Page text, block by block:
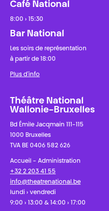
Café National
8:00 › 15:30
Bar National
Les soirs de représentation
à partir de 18:00
Plus d'info
Théâtre National
Wallonie-Bruxelles
Bd Émile Jacqmain 111-115
1000 Bruxelles
TVA BE 0406 582 626
Accueil - Administration
+32 2 203 41 55
info@theatrenational.be
lundi › vendredi
9:00 › 13:00 & 14:00 › 17:00